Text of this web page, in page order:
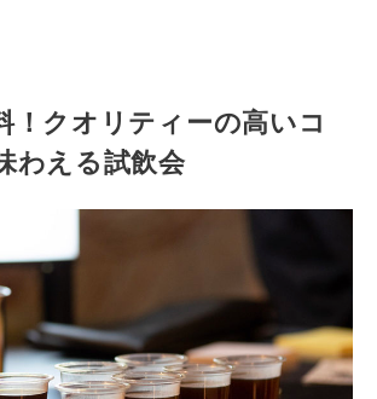
！クオリティーの高いコ
わえる試飲会